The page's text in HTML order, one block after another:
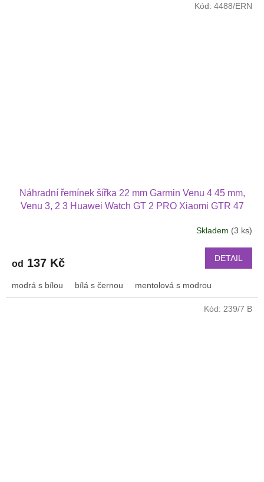
Náhradní řemínek šířka 22 mm Garmin Venu 4 45 mm,
Venu 3, 2 3 Huawei Watch GT 2 PRO Xiaomi GTR 47
Skladem (3 ks)
od 137 Kč DETAIL
modrá s bílou bílá s černou mentolová s modrou
Kód: 4488/ERN
Kód: 239/7 B